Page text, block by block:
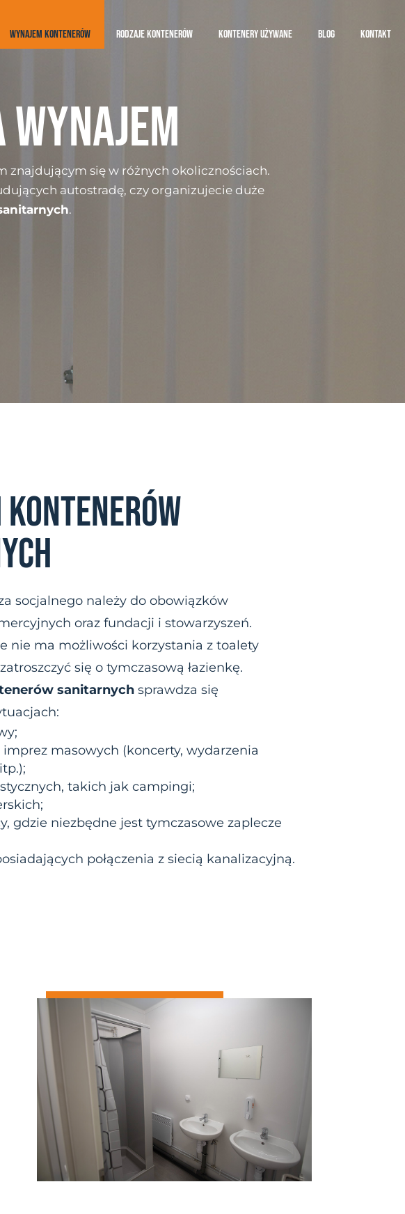
WYNAJEM KONTENERÓW RODZAJE KONTENERÓW KONTENERY UŻYWANE BLOG KONTAKT
WYNAJEM
się w różnych okolicznościach.
autostradę, czy organizujecie duże
.
socjalnego należy do obowiązków
oraz fundacji i stowarzyszeń.
nie ma możliwości korzystania z toalety
się o tymczasową łazienkę.
sanitarnych sprawdza się
masowych (koncerty, wydarzenia
takich jak campingi;
gdzie niezbędne jest tymczasowe zaplecze
połączenia z siecią kanalizacyjną.